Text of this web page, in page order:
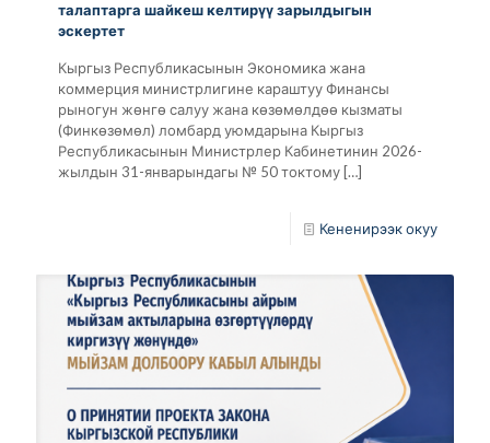
талаптарга шайкеш келтирүү зарылдыгын
эскертет
Кыргыз Республикасынын Экономика жана
коммерция министрлигине караштуу Финансы
рыногун жөнгө салуу жана көзөмөлдөө кызматы
(Финкөзөмөл) ломбард уюмдарына Кыргыз
Республикасынын Министрлер Кабинетинин 2026-
жылдын 31-январындагы № 50 токтому […]
Кененирээк окуу